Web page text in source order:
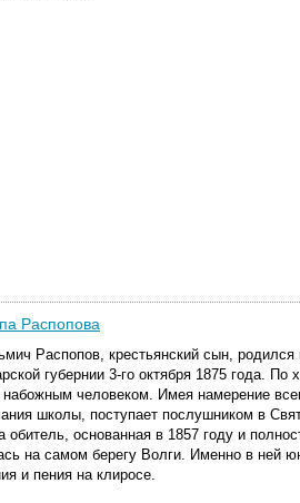
Распопова
Распопов, крестьянский сын, родился
губернии 3-го октября 1875 года.
человеком. Имея намерение
школы, поступает послушником в
основанная в 1857 году и
на самом берегу Волги. Именно в ней
и пения на клиросе.